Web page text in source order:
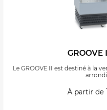
GROOVE
Le GROOVE II est destiné à la
À partir de